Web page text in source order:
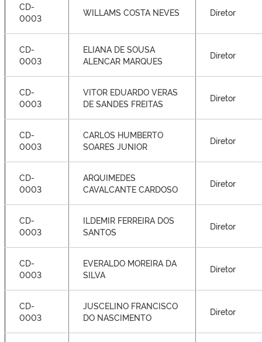
CD-
0003
WILLAMS COSTA NEVES Diretor
CD-
0003
ELIANA DE SOUSA
ALENCAR MARQUES
Diretor
CD-
0003
VITOR EDUARDO VERAS
DE SANDES FREITAS
Diretor
CD-
0003
CARLOS HUMBERTO
SOARES JUNIOR
Diretor
CD-
0003
ARQUIMEDES
CAVALCANTE CARDOSO
Diretor
CD-
0003
ILDEMIR FERREIRA DOS
SANTOS
Diretor
CD-
0003
EVERALDO MOREIRA DA
SILVA
Diretor
CD-
0003
JUSCELINO FRANCISCO
DO NASCIMENTO
Diretor